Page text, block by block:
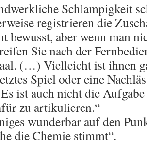
Schlampigkeit
registrieren die
bewusst, aber wenn man
Sie nach der
(…) Vielleicht ist ihnen
Spiel oder eine
ist auch nicht die
zu artikulieren.“
wunderbar auf den
die Chemie stimmt“.